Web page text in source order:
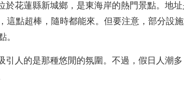
於花蓮縣新城鄉，是東海岸的熱門景點。地
這點超棒，隨時都能來。但要注意，部分設
。
引人的是那種悠閒的氛圍。不過，假日人潮